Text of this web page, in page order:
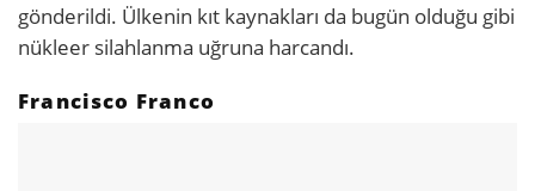
gönderildi. Ülkenin kıt kaynakları da bugün olduğu gibi
nükleer silahlanma uğruna harcandı.
Francisco Franco